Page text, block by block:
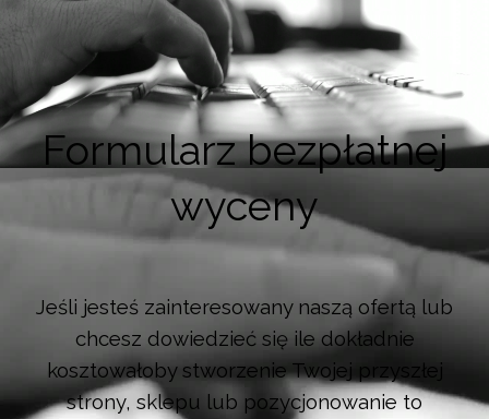
Formularz bezpłatnej
wyceny
Jeśli jesteś zainteresowany naszą ofertą lub
chcesz dowiedzieć się ile dokładnie
kosztowałoby stworzenie Twojej przyszłej
strony, sklepu lub pozycjonowanie to